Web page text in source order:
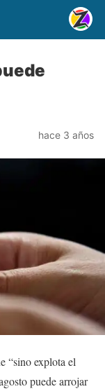
hace 3 años
“sino explota el
puede arrojar